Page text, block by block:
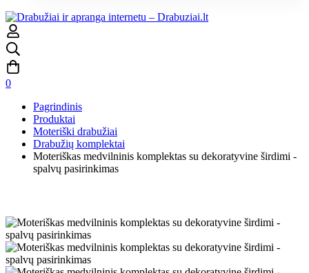
0
Pagrindinis
Produktai
Moteriški drabužiai
Drabužių komplektai
Moteriškas medvilninis komplektas su dekoratyvine širdimi -
spalvų pasirinkimas